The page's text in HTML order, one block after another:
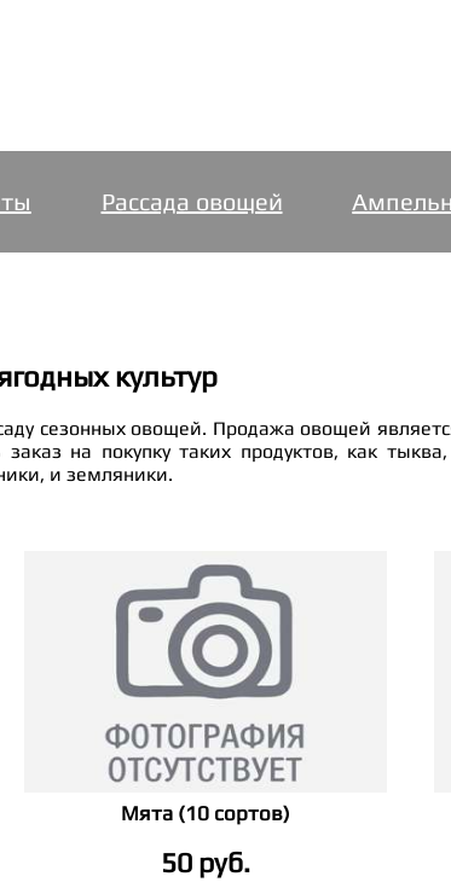
Рассада овощей
культур
сезонных овощей. Продажа овощей
на покупку таких продуктов, как
и земляники.
Мята (10 сортов)
50 руб.